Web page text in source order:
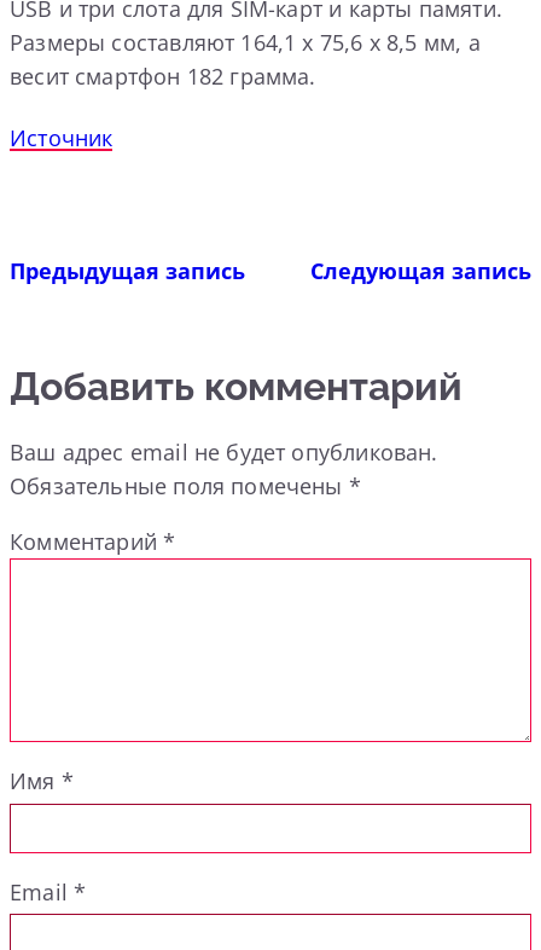
USB и три слота для SIM-карт и карты памяти.
Размеры составляют 164,1 х 75,6 х 8,5 мм, а
весит смартфон 182 грамма.
Источник
Предыдущая запись Следующая запись
Добавить комментарий
Ваш адрес email не будет опубликован.
Обязательные поля помечены *
Комментарий*
Имя *
Email*